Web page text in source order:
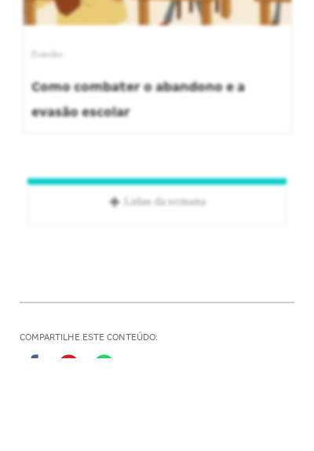
Evasão
Como combater o abandono e a
evasão escolar
Lidas da semana
COMPARTILHE ESTE CONTEÚDO: